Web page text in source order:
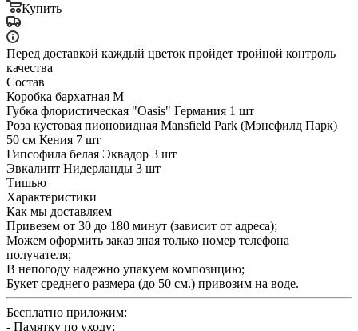
Купить
Перед доставкой каждый цветок пройдет тройной контроль
качества
Состав
Коробка бархатная М
Губка флористическая "Oasis" Германия 1 шт
Роза кустовая пионовидная Mansfield Park (Мэнсфилд Парк)
50 см Кения 7 шт
Гипсофила белая Эквадор 3 шт
Эвкалипт Нидерланды 3 шт
Тишью
Характеристики
Как мы доставляем
Привезем от 30 до 180 минут (зависит от адреса);
Можем оформить заказ зная только номер телефона
получателя;
В непогоду надежно упакуем композицию;
Букет среднего размера (до 50 см.) привозим на воде.
Бесплатно приложим:
- Памятку по уходу;